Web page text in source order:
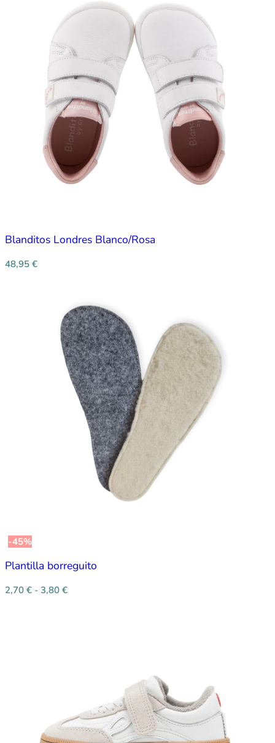
Blanditos Londres Blanco/Rosa
48,95 €
-45%
Plantilla borreguito
2,70 € - 3,80 €